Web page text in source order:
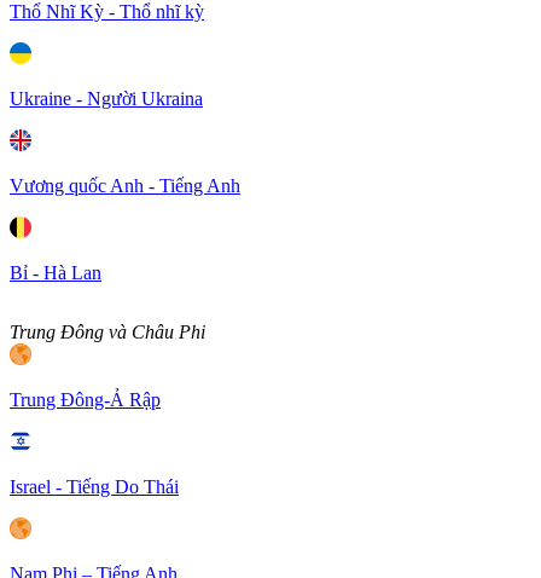
Thổ Nhĩ Kỳ - Thổ nhĩ kỳ
Ukraine - Người Ukraina
Vương quốc Anh - Tiếng Anh
Bỉ - Hà Lan
Trung Đông và Châu Phi
Trung Đông-Ả Rập
Israel - Tiếng Do Thái
Nam Phi – Tiếng Anh